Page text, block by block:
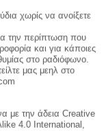
χωρίς να ανοίξετε
την περίπτωση που
και για κάποιες
στο ραδιόφωνο.
μας μεηλ στο
με την άδεια Creative
4.0 International,